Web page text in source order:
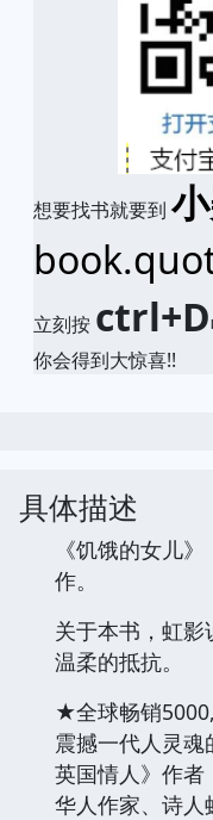
想要找书就要到
立刻按 ctrl+D
你会得到大惊喜!!
具体描述
《饥饿的女儿
作。
关于本书，虹影
温柔的抵抗。
★全球畅销
震撼一代人灵魂
英国情人》作者
华人作家、诗人